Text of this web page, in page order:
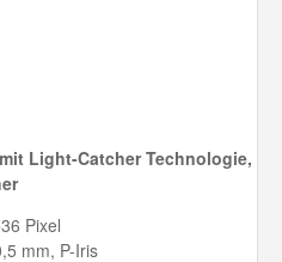
Light-Catcher Technologie,
Pixel
mm, P-Iris